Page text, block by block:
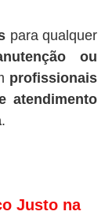
para qualquer
ou
profissionais
atendimento
.
Justo na